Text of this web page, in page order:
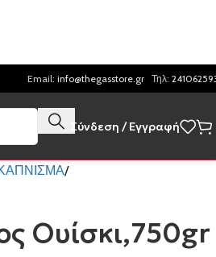
Email: info@thegasstore.gr Τηλ:
Σύνδεση / Εγγραφή
Ουίσκι,750gr